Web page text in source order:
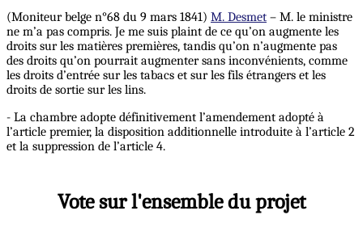
(Moniteur belge n°68 du 9 mars 1841) M. Desmet – M. le ministre
ne m’a pas compris. Je me suis plaint de ce qu’on augmente les
droits sur les matières premières, tandis qu’on n’augmente pas
des droits qu’on pourrait augmenter sans inconvénients, comme
les droits d’entrée sur les tabacs et sur les fils étrangers et les
droits de sortie sur les lins.
- La chambre adopte définitivement l’amendement adopté à
l’article premier, la disposition additionnelle introduite à l’article 2
et la suppression de l’article 4.
Vote sur l'ensemble du projet